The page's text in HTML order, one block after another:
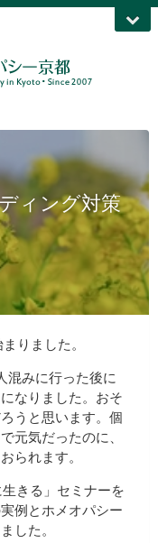
ィング対策
りました。
混みに行った後に
なりました。おそ
うと思います。個
元気だったのに、
られます。
きる」セミナーを
例とホメオパシー
した。